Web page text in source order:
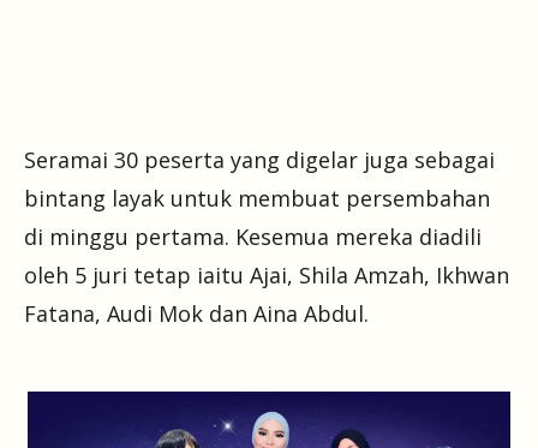
Seramai 30 peserta yang digelar juga sebagai
bintang layak untuk membuat persembahan
di minggu pertama. Kesemua mereka diadili
oleh 5 juri tetap iaitu Ajai, Shila Amzah, Ikhwan
Fatana, Audi Mok dan Aina Abdul.